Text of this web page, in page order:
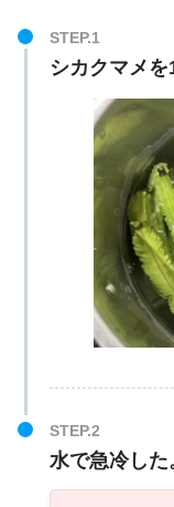
シカクマメを
水で急冷した